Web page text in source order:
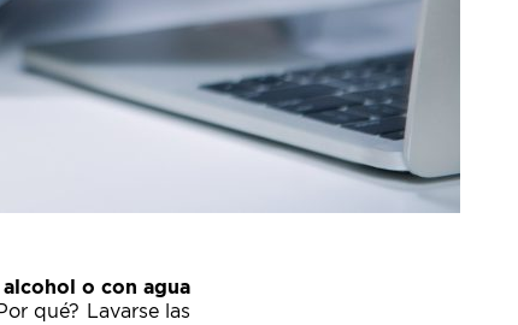
o con agua
qué? Lavarse las